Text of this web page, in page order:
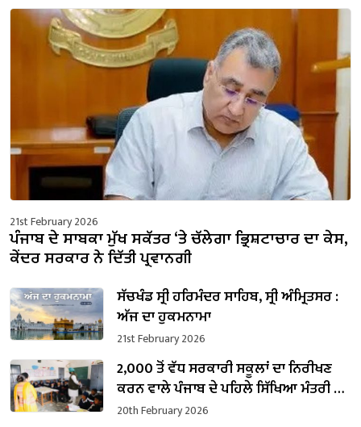
21st February 2026
ਪੰਜਾਬ ਦੇ ਸਾਬਕਾ ਮੁੱਖ ਸਕੱਤਰ ‘ਤੇ ਚੱਲੇਗਾ ਭ੍ਰਿਸ਼ਟਾਚਾਰ ਦਾ ਕੇਸ,
ਕੇਂਦਰ ਸਰਕਾਰ ਨੇ ਦਿੱਤੀ ਪ੍ਰਵਾਨਗੀ
ਸੱਚਖੰਡ ਸ੍ਰੀ ਹਰਿਮੰਦਰ ਸਾਹਿਬ, ਸ੍ਰੀ ਅੰਮ੍ਰਿਤਸਰ :
ਅੱਜ ਦਾ ਹੁਕਮਨਾਮਾ
21st February 2026
2,000 ਤੋਂ ਵੱਧ ਸਰਕਾਰੀ ਸਕੂਲਾਂ ਦਾ ਨਿਰੀਖਣ
ਕਰਨ ਵਾਲੇ ਪੰਜਾਬ ਦੇ ਪਹਿਲੇ ਸਿੱਖਿਆ ਮੰਤਰੀ ਬਣੇ
ਹਰਜੋਤ ਸਿੰਘ ਬੈਂਸ
20th February 2026